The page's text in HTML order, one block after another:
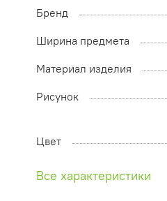
Бренд
Ширина предмета
Материал изделия
Рисунок
Цвет
Все характеристики